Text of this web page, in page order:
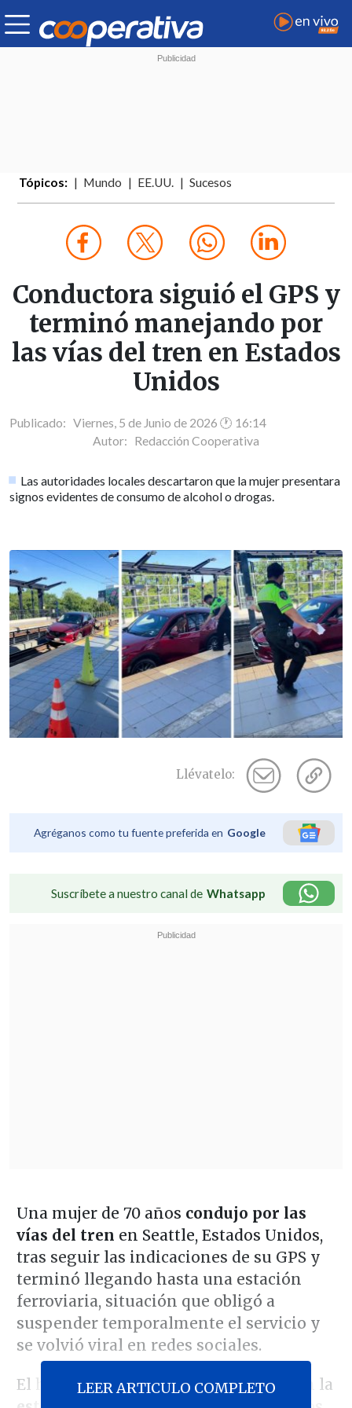
Tópicos: Mundo EE.UU. Sucesos
Conductora siguió el GPS y
terminó manejando por
las vías del tren en Estados
Unidos
Publicado: Viernes, 5 de Junio de 2026 🕐 16:14
Autor: Redacción Cooperativa
Las autoridades locales descartaron que la mujer presentara
signos evidentes de consumo de alcohol o drogas.
Llévatelo:
Agréganos como tu fuente preferida en Google
Suscríbete a nuestro canal de Whatsapp
Una mujer de 70 años condujo por las
vías del tren en Seattle, Estados Unidos,
tras seguir las indicaciones de su GPS y
terminó llegando hasta una estación
ferroviaria, situación que obligó a
suspender temporalmente el servicio y
se volvió viral en redes sociales.
El hecho ocurrió la tarde del martes en la
LEER ARTICULO COMPLETO